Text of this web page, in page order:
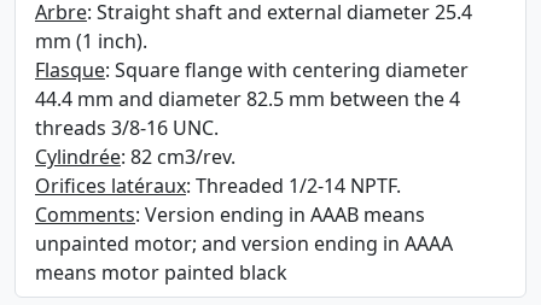
Arbre: Straight shaft and external diameter 25.4
mm (1 inch).
Flasque: Square flange with centering diameter
44.4 mm and diameter 82.5 mm between the 4
threads 3/8-16 UNC.
Cylindrée: 82 cm3/rev.
Orifices latéraux: Threaded 1/2-14 NPTF.
Comments: Version ending in AAAB means
unpainted motor; and version ending in AAAA
means motor painted black